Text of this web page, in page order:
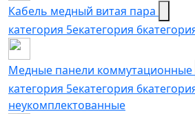
Кабель медный витая пара
категория 5eкатегория 6
Медные панели коммутационные
категория 5екатегория 6
неукомплектованные